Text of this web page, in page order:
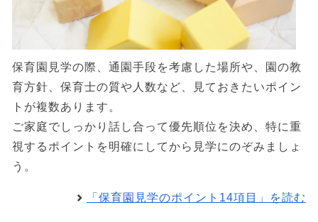
保育園見学の際、通園手段を考慮した場所や、園の教
育方針、保育士の質や人数など、見ておきたいポイン
トが複数あります。
ご家庭でしっかり話し合って優先順位を決め、特に重
視するポイントを明確にしてから見学にのぞみましょ
う。
「保育園見学のポイント14項目」を読む